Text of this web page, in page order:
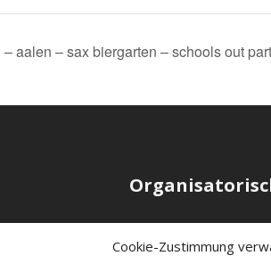
Cookie-Zustimmung
aalen – sax biergarten – schools out
Kontakt